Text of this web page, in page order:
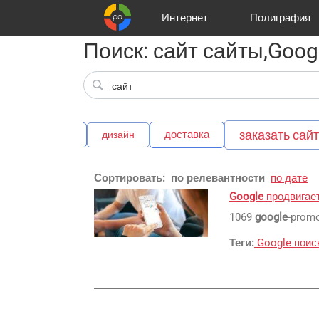
Интернет
Реклама и продвижение
Полиграфия
Цифра и офсет
Телевидение Газеты
Аудио и звукозапись
Клиенты ПартнерыОфисы
Корзина
Поиск: сайт
дизайн доставка заказать сайт
Сортировать: по релевантности по дате
Google
1069 google-
Теги: Google